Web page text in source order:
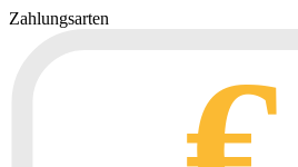
Zahlungsarten